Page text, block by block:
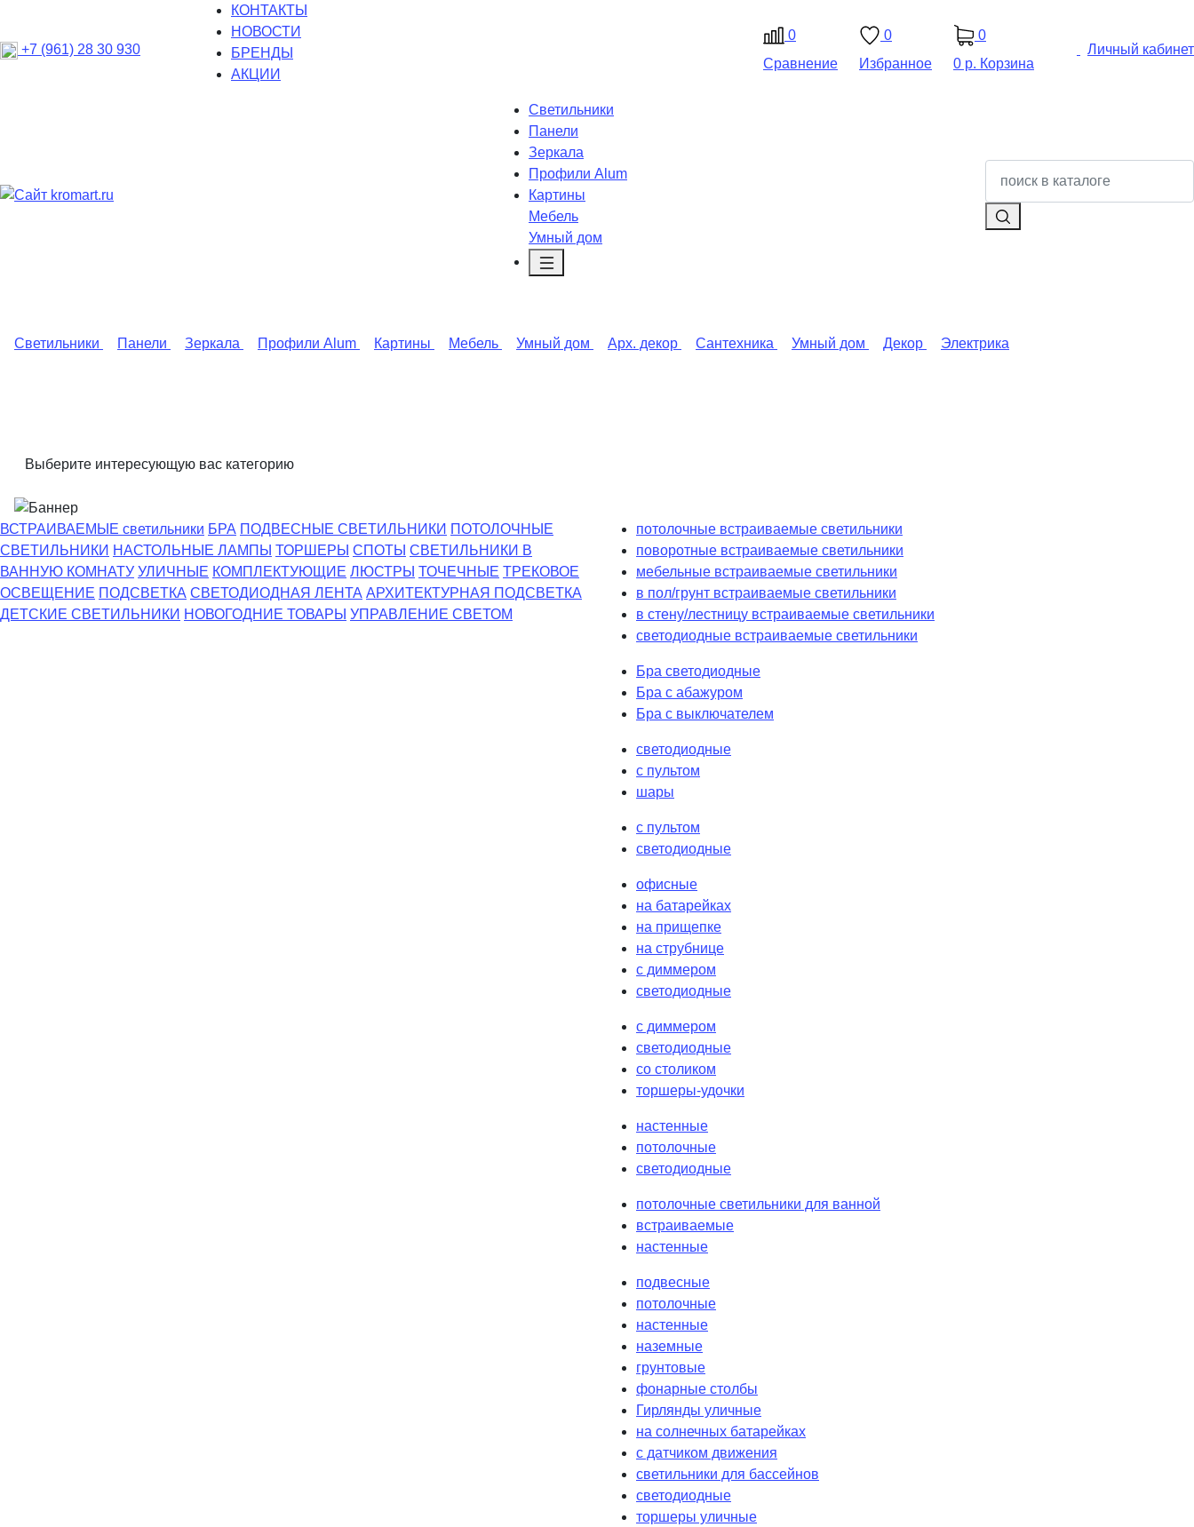
+7 (961) 28 30 930
КОНТАКТЫ
НОВОСТИ
БРЕНДЫ
АКЦИИ
0
Сравнение
0
Избранное
0
0 р. Корзина
Личный кабинет
Светильники
Панели
Зеркала
Профили Alum
Картины
Мебель
Умный дом
Светильники Панели Зеркала Профили Alum Картины Мебель Умный дом Арх. декор Сантехника Умный дом Декор Электрика
Выберите интересующую вас категорию
ВСТРАИВАЕМЫЕ светильники БРА ПОДВЕСНЫЕ СВЕТИЛЬНИКИ ПОТОЛОЧНЫЕ
СВЕТИЛЬНИКИ НАСТОЛЬНЫЕ ЛАМПЫ ТОРШЕРЫ СПОТЫ СВЕТИЛЬНИКИ В
ВАННУЮ КОМНАТУ УЛИЧНЫЕ КОМПЛЕКТУЮЩИЕ ЛЮСТРЫ ТОЧЕЧНЫЕ ТРЕКОВОЕ
ОСВЕЩЕНИЕ ПОДСВЕТКА СВЕТОДИОДНАЯ ЛЕНТА АРХИТЕКТУРНАЯ ПОДСВЕТКА
ДЕТСКИЕ СВЕТИЛЬНИКИ НОВОГОДНИЕ ТОВАРЫ УПРАВЛЕНИЕ СВЕТОМ
потолочные встраиваемые светильники
поворотные встраиваемые светильники
мебельные встраиваемые светильники
в пол/грунт встраиваемые светильники
в стену/лестницу встраиваемые светильники
светодиодные встраиваемые светильники
Бра светодиодные
Бра с абажуром
Бра с выключателем
светодиодные
с пультом
шары
с пультом
светодиодные
офисные
на батарейках
на прищепке
на струбнице
с диммером
светодиодные
с диммером
светодиодные
со столиком
торшеры-удочки
настенные
потолочные
светодиодные
потолочные светильники для ванной
встраиваемые
настенные
подвесные
потолочные
настенные
наземные
грунтовые
фонарные столбы
Гирлянды уличные
на солнечных батарейках
с датчиком движения
светильники для бассейнов
светодиодные
торшеры уличные